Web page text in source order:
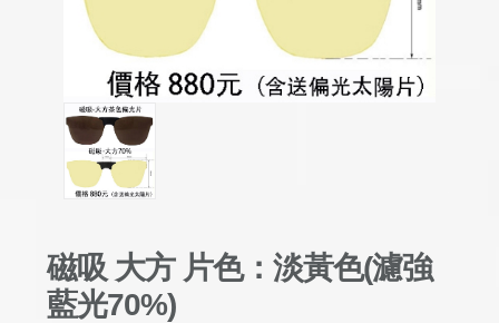
磁吸 大方 片色：淡黃色(濾強
藍光70%)